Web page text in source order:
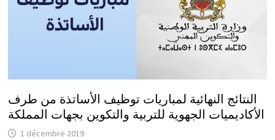
النتائج النهائية لمباريات توظيف الأساتذة من طرف
الأكاديميات الجهوية للتربية والتكوين بجهات المملكة
1 décembre 2019